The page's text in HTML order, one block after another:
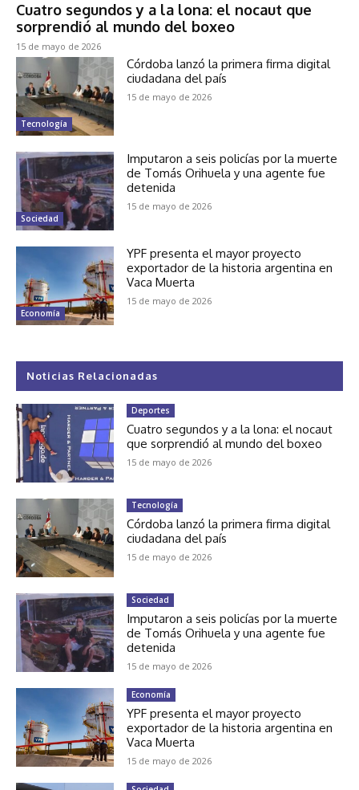
Cuatro segundos y a la lona: el nocaut que
sorprendió al mundo del boxeo
15 de mayo de 2026
Tecnología
Córdoba lanzó la primera firma digital
ciudadana del país
15 de mayo de 2026
Sociedad
Imputaron a seis policías por la muerte
de Tomás Orihuela y una agente fue
detenida
15 de mayo de 2026
Economía
YPF presenta el mayor proyecto
exportador de la historia argentina en
Vaca Muerta
15 de mayo de 2026
Noticias Relacionadas
Deportes
Cuatro segundos y a la lona: el nocaut
que sorprendió al mundo del boxeo
15 de mayo de 2026
Tecnología
Córdoba lanzó la primera firma digital
ciudadana del país
15 de mayo de 2026
Sociedad
Imputaron a seis policías por la muerte
de Tomás Orihuela y una agente fue
detenida
15 de mayo de 2026
Economía
YPF presenta el mayor proyecto
exportador de la historia argentina en
Vaca Muerta
15 de mayo de 2026